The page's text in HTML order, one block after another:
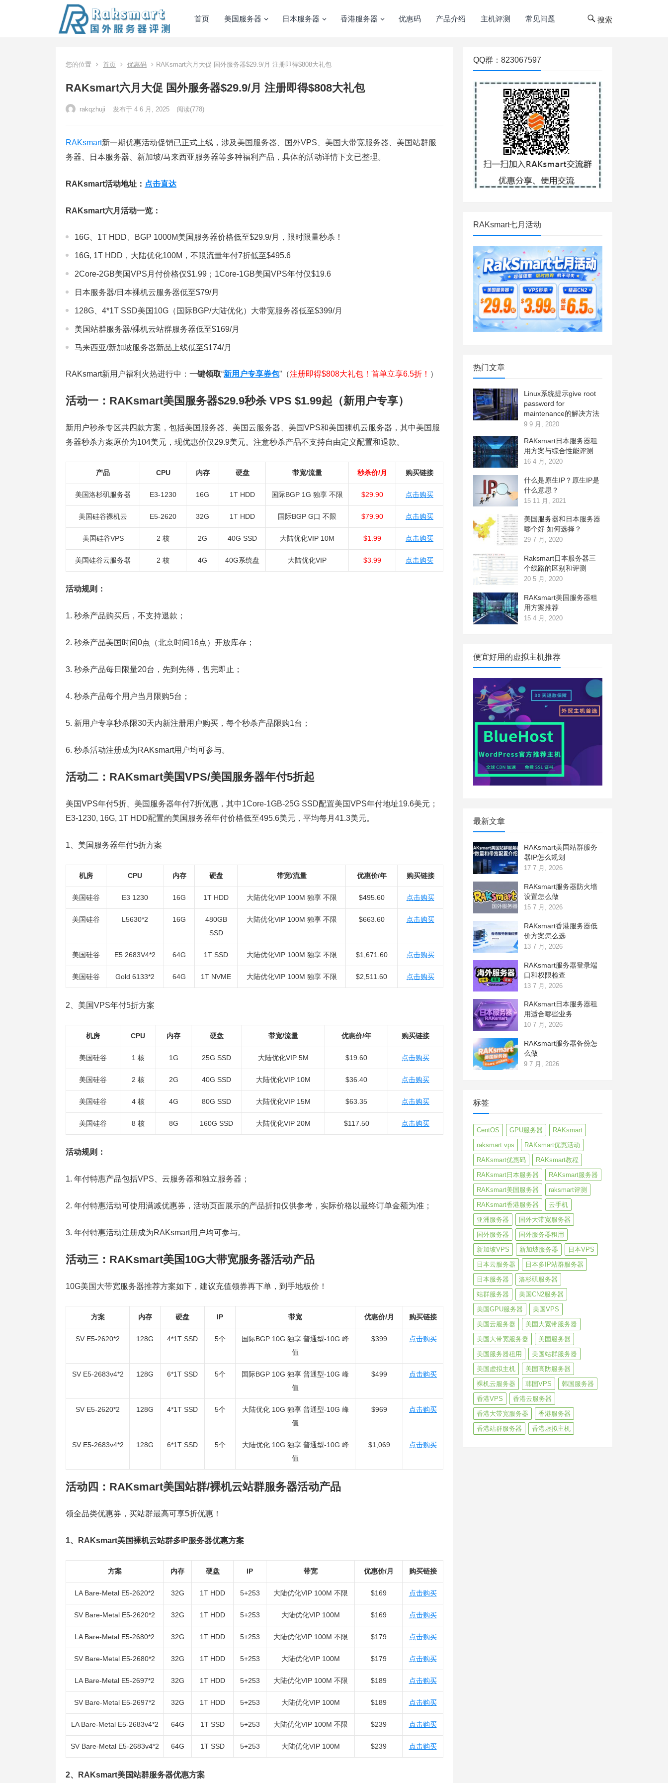
首页 美国服务器 日本服务器 香港服务器 优惠码 产品介绍 主机评测 常见问题 搜索
您的位置 首页 优惠码 RAKsmart六月大促 国外服务器$29.9/月 注册即得$808大礼包
RAKsmart六月大促 国外服务器$29.9/月 注册即得$808大礼包
rakqzhuji 发布于 4 6 月, 2025 阅读(778)
RAKsmart新一期优惠活动促销已正式上线，涉及美国服务器、国外VPS、美国大带宽服务器、美国站群服
务器、日本服务器、新加坡/马来西亚服务器等多种福利产品，具体的活动详情下文已整理。
RAKsmart活动地址： 点击直达
RAKsmart六月活动一览：
16G、1T HDD、BGP 1000M美国服务器价格低至$29.9/月，限时限量秒杀！
16G, 1T HDD，大陆优化100M，不限流量年付7折低至$495.6
2Core-2GB美国VPS月付价格仅$1.99；1Core-1GB美国VPS年付仅$19.6
日本服务器/日本裸机云服务器低至$79/月
128G、4*1T SSD美国10G（国际BGP/大陆优化）大带宽服务器低至$399/月
美国站群服务器/裸机云站群服务器低至$169/月
马来西亚/新加坡服务器新品上线低至$174/月
RAKsmart新用户福利火热进行中：一键领取“新用户专享券包”（注册即得$808大礼包！首单立享6.5折！ ）
活动一：RAKsmart美国服务器$29.9秒杀 VPS $1.99起（新用户专享）
新用户秒杀专区共四款方案，包括美国服务器、美国云服务器、美国VPS和美国裸机云服务器，其中美国服
务器秒杀方案原价为104美元，现优惠价仅29.9美元。注意秒杀产品不支持自由定义配置和退款。
产品 CPU 内存 硬盘 带宽/流量 秒杀价/月 购买链接
美国洛杉矶服务器 E3-1230 16G 1T HDD 国际BGP 1G 独享 不限 $29.90 点击购买
美国硅谷裸机云 E5-2620 32G 1T HDD 国际BGP G口 不限 $79.90 点击购买
美国硅谷VPS 2 核 2G 40G SSD 大陆优化VIP 10M $1.99 点击购买
美国硅谷云服务器 2 核 4G 40G系统盘 大陆优化VIP $3.99 点击购买
活动规则：
1. 秒杀产品购买后，不支持退款；
2. 秒杀产品美国时间0点（北京时间16点）开放库存；
3. 秒杀产品每日限量20台，先到先得，售完即止；
4. 秒杀产品每个用户当月限购5台；
5. 新用户专享秒杀限30天内新注册用户购买，每个秒杀产品限购1台；
6. 秒杀活动注册成为RAKsmart用户均可参与。
活动二：RAKsmart美国VPS/美国服务器年付5折起
美国VPS年付5折、美国服务器年付7折优惠，其中1Core-1GB-25G SSD配置美国VPS年付地址19.6美元；
E3-1230, 16G, 1T HDD配置的美国服务器年付价格低至495.6美元，平均每月41.3美元。
1、美国服务器年付5折方案
机房 CPU 内存 硬盘 带宽/流量 优惠价/年 购买链接
美国硅谷 E3 1230 16G 1T HDD 大陆优化VIP 100M 独享 不限 $495.60 点击购买
美国硅谷 L5630*2 16G
480GB
SSD
大陆优化VIP 100M 独享 不限 $663.60 点击购买
美国硅谷 E5 2683V4*2 64G 1T SSD 大陆优化VIP 100M 独享 不限 $1,671.60 点击购买
美国硅谷 Gold 6133*2 64G 1T NVME 大陆优化VIP 100M 独享 不限 $2,511.60 点击购买
2、美国VPS年付5折方案
机房 CPU 内存 硬盘 带宽/流量 优惠价/年 购买链接
美国硅谷 1 核 1G 25G SSD 大陆优化VIP 5M $19.60 点击购买
美国硅谷 2 核 2G 40G SSD 大陆优化VIP 10M $36.40 点击购买
美国硅谷 4 核 4G 80G SSD 大陆优化VIP 15M $63.35 点击购买
美国硅谷 8 核 8G 160G SSD 大陆优化VIP 20M $117.50 点击购买
活动规则：
1. 年付特惠产品包括VPS、云服务器和独立服务器；
2. 年付特惠活动可使用满减优惠券，活动页面展示的产品折扣仅供参考，实际价格以最终订单金额为准；
3. 年付特惠活动注册成为RAKsmart用户均可参与。
活动三：RAKsmart美国10G大带宽服务器活动产品
10G美国大带宽服务器推荐方案如下，建议充值领券再下单，到手地板价！
方案 内存 硬盘 IP 带宽 优惠价/月 购买链接
SV E5-2620*2 128G 4*1T SSD 5个
国际BGP 10G 独享 普通型-10G 峰
值
$399 点击购买
SV E5-2683v4*2 128G 6*1T SSD 5个
国际BGP 10G 独享 普通型-10G 峰
值
$499 点击购买
SV E5-2620*2 128G 4*1T SSD 5个
大陆优化 10G 独享 普通型-10G 峰
值
$969 点击购买
SV E5-2683v4*2 128G 6*1T SSD 5个
大陆优化 10G 独享 普通型-10G 峰
值
$1,069 点击购买
活动四：RAKsmart美国站群/裸机云站群服务器活动产品
领全品类优惠券，买站群最高可享5折优惠！
1、RAKsmart美国裸机云站群多IP服务器优惠方案
方案 内存 硬盘 IP 带宽 优惠价/月 购买链接
LA Bare-Metal E5-2620*2 32G 1T HDD 5+253 大陆优化VIP 100M 不限 $169 点击购买
SV Bare-Metal E5-2620*2 32G 1T HDD 5+253 大陆优化VIP 100M $169 点击购买
LA Bare-Metal E5-2680*2 32G 1T HDD 5+253 大陆优化VIP 100M 不限 $179 点击购买
SV Bare-Metal E5-2680*2 32G 1T HDD 5+253 大陆优化VIP 100M $179 点击购买
LA Bare-Metal E5-2697*2 32G 1T HDD 5+253 大陆优化VIP 100M 不限 $189 点击购买
SV Bare-Metal E5-2697*2 32G 1T HDD 5+253 大陆优化VIP 100M $189 点击购买
LA Bare-Metal E5-2683v4*2 64G 1T SSD 5+253 大陆优化VIP 100M 不限 $239 点击购买
SV Bare-Metal E5-2683v4*2 64G 1T SSD 5+253 大陆优化VIP 100M $239 点击购买
2、RAKsmart美国站群服务器优惠方案
QQ群：823067597
RAKsmart七月活动
热门文章
Linux系统提示give root
password for
maintenance的解决方法
9 9 月, 2020
RAKsmart日本服务器租
用方案与综合性能评测
16 4 月, 2020
什么是原生IP？原生IP是
什么意思？
15 11 月, 2021
美国服务器和日本服务器
哪个好 如何选择？
29 7 月, 2020
Raksmart日本服务器三
个线路的区别和评测
20 5 月, 2020
RAKsmart美国服务器租
用方案推荐
15 4 月, 2020
便宜好用的虚拟主机推荐
最新文章
RAKsmart美国站群服务
器IP怎么规划
17 7 月, 2026
RAKsmart服务器防火墙
设置怎么做
15 7 月, 2026
RAKsmart香港服务器低
价方案怎么选
13 7 月, 2026
RAKsmart服务器登录端
口和权限检查
13 7 月, 2026
RAKsmart日本服务器租
用适合哪些业务
10 7 月, 2026
RAKsmart服务器备份怎
么做
9 7 月, 2026
标签
CentOS GPU服务器
RAKsmart
raksmart vps
RAKsmart优惠活动
RAKsmart优惠码
RAKsmart教程
RAKsmart日本服务器
RAKsmart服务器
RAKsmart美国服务器
raksmart评测
RAKsmart香港服务器
云手机
亚洲服务器
国外大带宽服务器
国外服务器
国外服务器租用
新加坡VPS
新加坡服务器
日本VPS
日本云服务器
日本多IP站群服务器
日本服务器
洛杉矶服务器
站群服务器
美国CN2服务器
美国GPU服务器
美国VPS
美国云服务器
美国大宽带服务器
美国大带宽服务器
美国服务器
美国服务器租用
美国站群服务器
美国虚拟主机
美国高防服务器
裸机云服务器
韩国VPS
韩国服务器
香港VPS
香港云服务器
香港大带宽服务器
香港服务器
香港站群服务器
香港虚拟主机